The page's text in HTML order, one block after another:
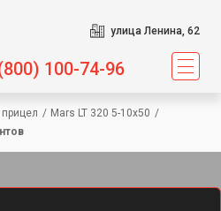
улица Ленина, 62
100-74-96
/ Mars LT 320 5-10x50 /